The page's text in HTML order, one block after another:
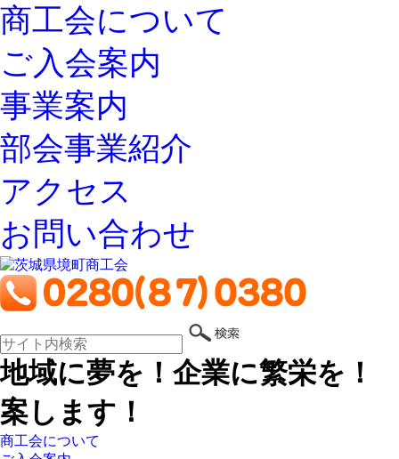
商工会について
ご入会案内
事業案内
部会事業紹介
アクセス
お問い合わせ
地域に夢を！企業に繁栄を
案します！
商工会について